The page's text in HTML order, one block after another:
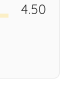
4.50